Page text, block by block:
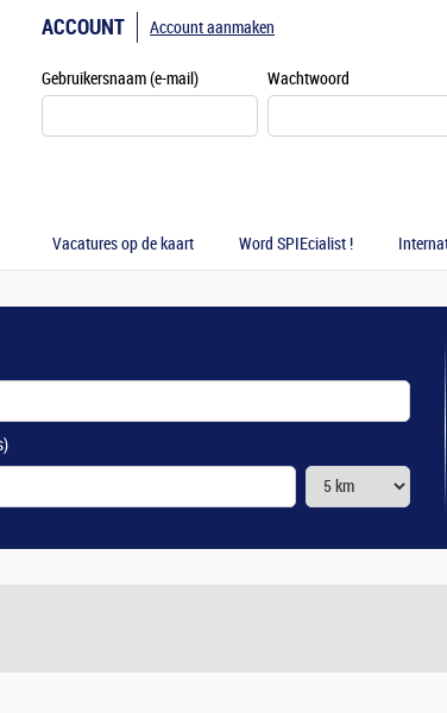
ACCOUNT
Gebruikersnaam (e-mail) Wachtwoord
Account aanmaken
Vacatures op de kaart Word SPIEcialist !